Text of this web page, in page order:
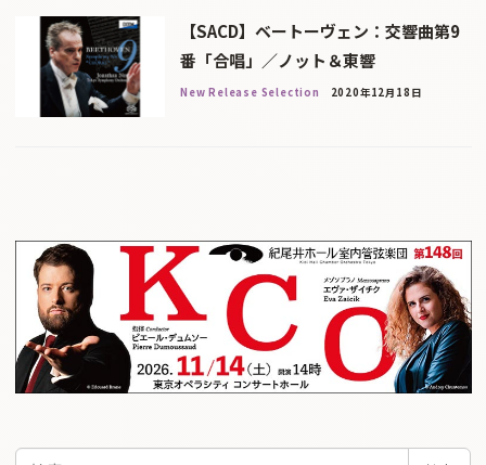
【SACD】ベートーヴェン：交響曲第9
番「合唱」／ノット＆東響
New Release Selection 2020年12月18日
検